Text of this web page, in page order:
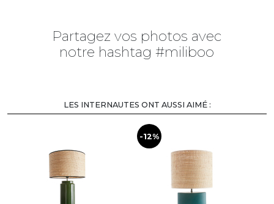
Partagez vos photos avec
notre hashtag #miliboo
LES INTERNAUTES ONT AUSSI AIMÉ :
-12%